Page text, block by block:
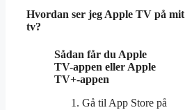
Hvordan ser jeg Apple TV på mit
tv?
Sådan får du Apple
TV-appen eller Apple
TV+-appen
Gå til App Store på